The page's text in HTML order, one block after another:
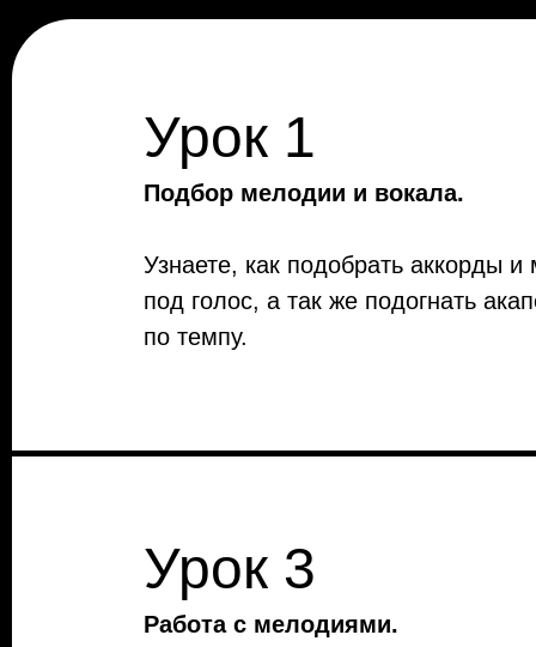
Подбор мелодии и вокала.
Узнаете, как подобрать аккорды
под голос, а так же подогнать
по темпу.
Урок 3
Работа с мелодиями.
Урок 1